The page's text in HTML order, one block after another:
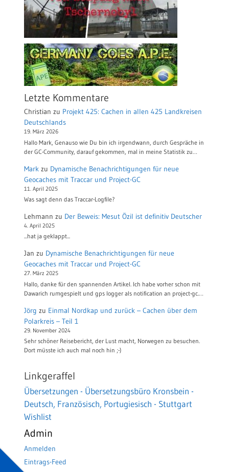
Letzte Kommentare
Christian zu Projekt 425: Cachen in allen 425 Landkreisen
Deutschlands
19. März 2026
Hallo Mark, Genauso wie Du bin ich irgendwann, durch Gespräche in
der GC-Community, darauf gekommen, mal in meine Statistik zu…
Mark zu Dynamische Benachrichtigungen für neue
Geocaches mit Traccar und Project-GC
11. April 2025
Was sagt denn das Traccar-Logfile?
Lehmann zu Der Beweis: Mesut Özil ist definitiv Deutscher
4. April 2025
...hat ja geklappt...
Jan zu Dynamische Benachrichtigungen für neue
Geocaches mit Traccar und Project-GC
27. März 2025
Hallo, danke für den spannenden Artikel. Ich habe vorher schon mit
Dawarich rumgespielt und gps logger als notification an project-gc.…
Jörg zu Einmal Nordkap und zurück – Cachen über dem
Polarkreis – Teil 1
29. November 2024
Sehr schöner Reisebericht, der Lust macht, Norwegen zu besuchen.
Dort müsste ich auch mal noch hin ;-)
Linkgeraffel
Übersetzungen - Übersetzungsbüro Kronsbein -
Deutsch, Französisch, Portugiesisch - Stuttgart
Wishlist
Admin
Anmelden
Eintrags-Feed